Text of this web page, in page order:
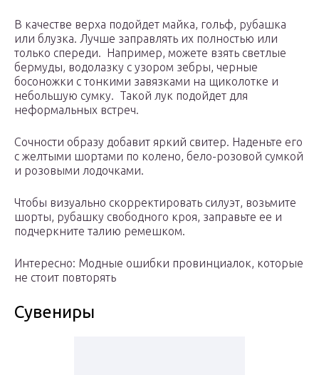
В качестве верха подойдет майка, гольф, рубашка
или блузка. Лучше заправлять их полностью или
только спереди. Например, можете взять светлые
бермуды, водолазку с узором зебры, черные
босоножки с тонкими завязками на щиколотке и
небольшую сумку. Такой лук подойдет для
неформальных встреч.
Сочности образу добавит яркий свитер. Наденьте его
с желтыми шортами по колено, бело-розовой сумкой
и розовыми лодочками.
Чтобы визуально скорректировать силуэт, возьмите
шорты, рубашку свободного кроя, заправьте ее и
подчеркните талию ремешком.
Интересно: Модные ошибки провинциалок, которые
не стоит повторять
Сувениры